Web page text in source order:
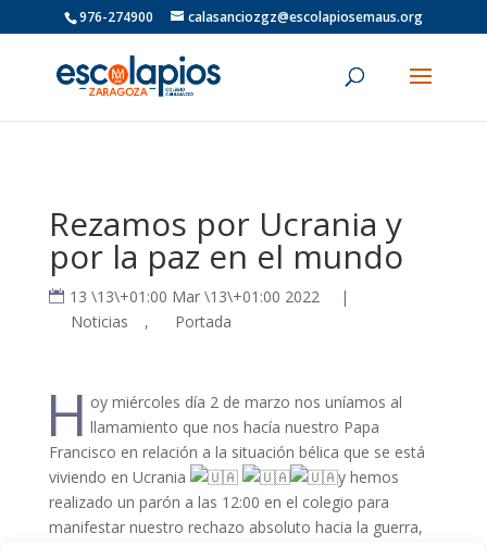
976-274900 calasanciozgz@escolapiosemaus.org
Rezamos por Ucrania y
por la paz en el mundo
13 \13\+01:00 Mar \13\+01:00 2022
|
Noticias
, Portada
H oy miércoles día 2 de marzo nos uníamos al
llamamiento que nos hacía nuestro Papa
Francisco en relación a la situación bélica que se está
viviendo en Ucrania
y hemos
realizado un parón a las 12:00 en el colegio para
manifestar nuestro rechazo absoluto hacia la guerra,